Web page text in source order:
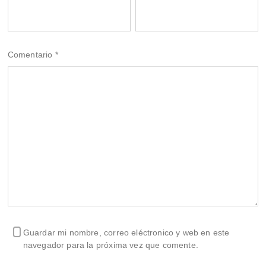
Comentario *
Guardar mi nombre, correo eléctronico y web en este
navegador para la próxima vez que comente.